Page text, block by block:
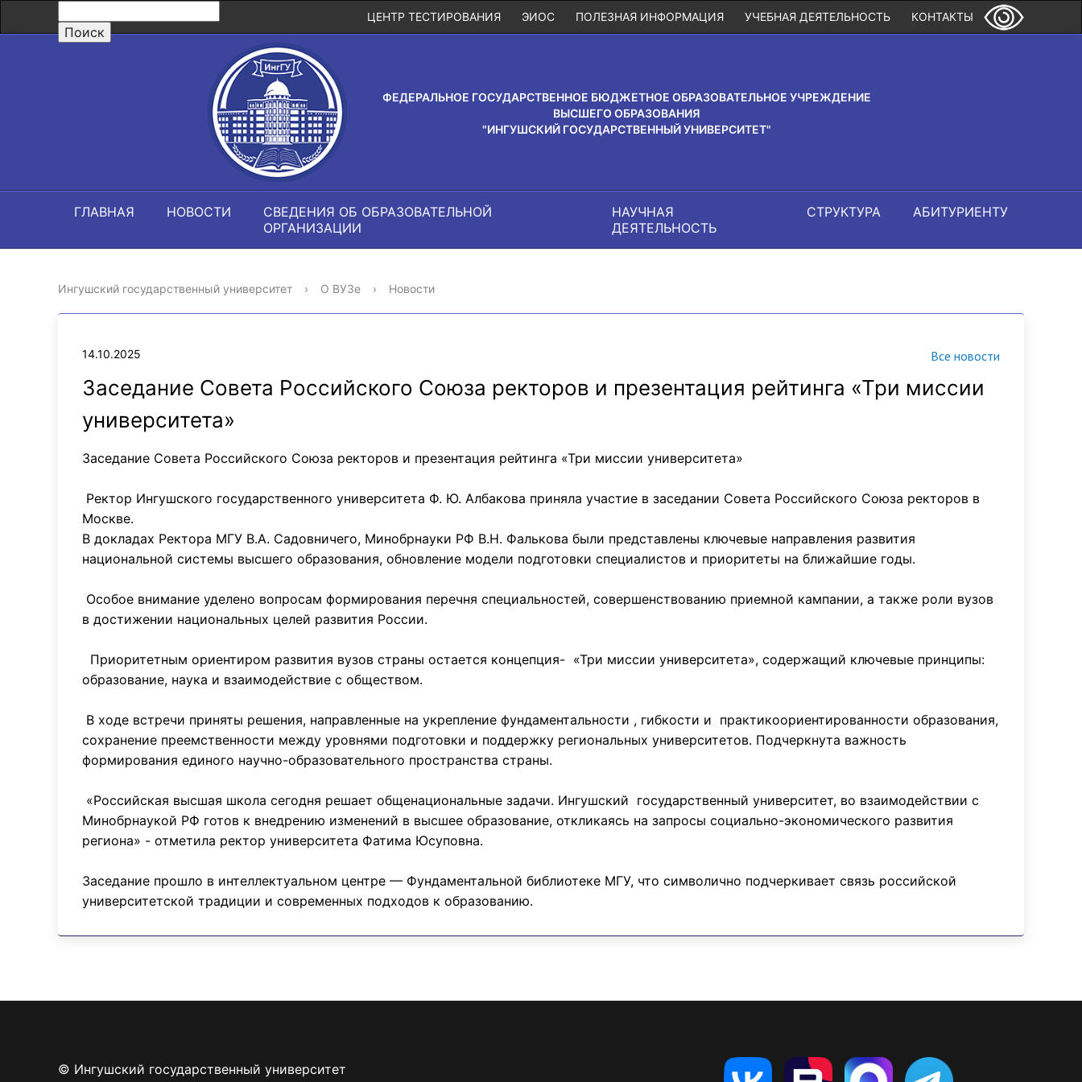
КОНТАКТЫ
УЧЕБНАЯ ДЕЯТЕЛЬНОСТЬ
ПОЛЕЗНАЯ ИНФОРМАЦИЯ
ЭИОС
ЦЕНТР ТЕСТИРОВАНИЯ
ФЕДЕРАЛЬНОЕ ГОСУДАРСТВЕННОЕ БЮДЖЕТНОЕ ОБРАЗОВАТЕЛЬНОЕ УЧРЕЖДЕНИЕ
ВЫСШЕГО ОБРАЗОВАНИЯ
"ИНГУШСКИЙ ГОСУДАРСТВЕННЫЙ УНИВЕРСИТЕТ"
ГЛАВНАЯ НОВОСТИ
СВЕДЕНИЯ ОБ ОБРАЗОВАТЕЛЬНОЙ
ОРГАНИЗАЦИИ
НАУЧНАЯ
ДЕЯТЕЛЬНОСТЬ
СТРУКТУРА АБИТУРИЕНТУ
Ингушский государственный университет › О ВУЗе › Новости
14.10.2025 Все новости
Заседание Совета Российского Союза ректоров и презентация рейтинга «Три миссии
университета»
Заседание Совета Российского Союза ректоров и презентация рейтинга «Три миссии университета»
Ректор Ингушского государственного университета Ф. Ю. Албакова приняла участие в заседании Совета Российского Союза ректоров в
Москве.
В докладах Ректора МГУ В.А. Садовничего, Минобрнауки РФ В.Н. Фалькова были представлены ключевые направления развития
национальной системы высшего образования, обновление модели подготовки специалистов и приоритеты на ближайшие годы.
Особое внимание уделено вопросам формирования перечня специальностей, совершенствованию приемной кампании, а также роли вузов
в достижении национальных целей развития России.
Приоритетным ориентиром развития вузов страны остается концепция- «Три миссии университета», содержащий ключевые принципы:
образование, наука и взаимодействие с обществом.
В ходе встречи приняты решения, направленные на укрепление фундаментальности , гибкости и практикоориентированности образования,
сохранение преемственности между уровнями подготовки и поддержку региональных университетов. Подчеркнута важность
формирования единого научно-образовательного пространства страны.
«Российская высшая школа сегодня решает общенациональные задачи. Ингушский государственный университет, во взаимодействии с
Минобрнаукой РФ готов к внедрению изменений в высшее образование, откликаясь на запросы социально-экономического развития
региона» - отметила ректор университета Фатима Юсуповна.
Заседание прошло в интеллектуальном центре — Фундаментальной библиотеке МГУ, что символично подчеркивает связь российской
университетской традиции и современных подходов к образованию.
© Ингушский государственный университет